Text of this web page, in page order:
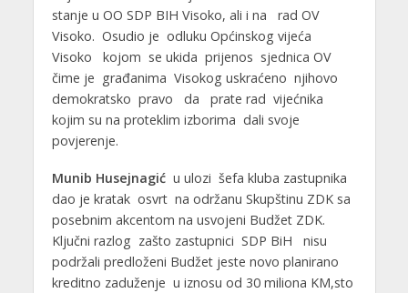
stanje u OO SDP BIH Visoko, ali i na rad OV
Visoko. Osudio je odluku Općinskog vijeća
Visoko kojom se ukida prijenos sjednica OV
čime je građanima Visokog uskraćeno njihovo
demokratsko pravo da prate rad vijećnika
kojim su na proteklim izborima dali svoje
povjerenje.
Munib Husejnagić u ulozi šefa kluba zastupnika
dao je kratak osvrt na održanu Skupštinu ZDK sa
posebnim akcentom na usvojeni Budžet ZDK.
Ključni razlog zašto zastupnici SDP BiH nisu
podržali predloženi Budžet jeste novo planirano
kreditno zaduženje u iznosu od 30 miliona KM,sto